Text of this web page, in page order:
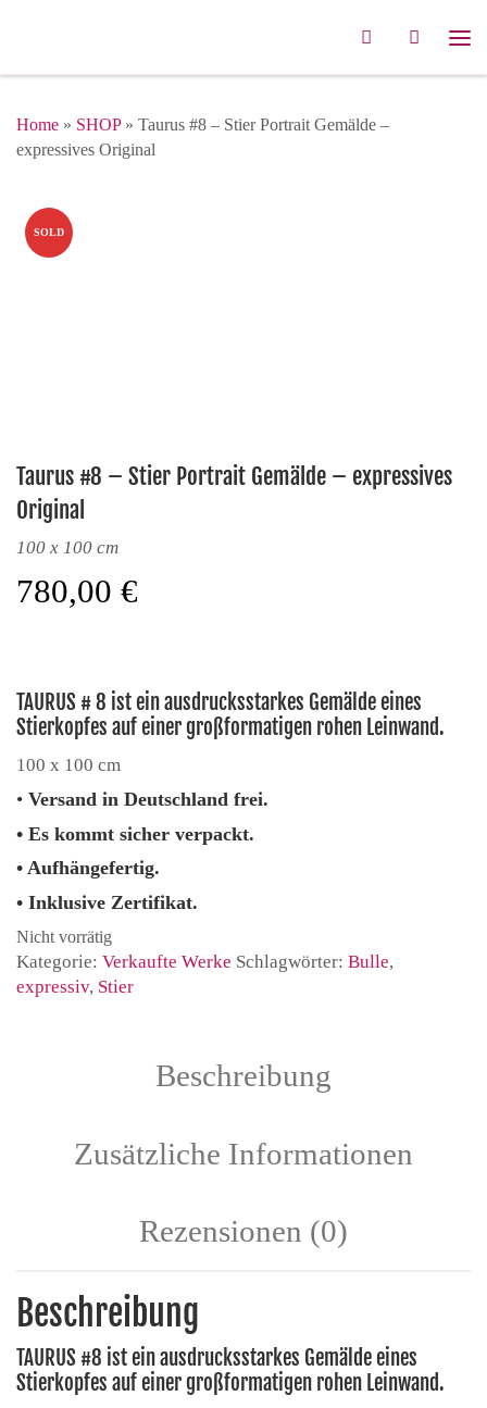
Search
Home » SHOP» Taurus #8 – Stier Portrait Gemälde –
expressives Original
SOLD
Taurus #8 – Stier Portrait Gemälde – expressives
Original
100 x 100 cm
780,00 €
TAURUS # 8 ist ein ausdrucksstarkes Gemälde eines
Stierkopfes auf einer großformatigen rohen Leinwand.
100 x 100 cm
• Versand in Deutschland frei.
• Es kommt sicher verpackt.
• Aufhängefertig.
• Inklusive Zertifikat.
Nicht vorrätig
Kategorie: Verkaufte Werke Schlagwörter: Bulle,
expressiv, Stier
Beschreibung
Zusätzliche Informationen
Rezensionen (0)
Beschreibung
TAURUS #8 ist ein ausdrucksstarkes Gemälde eines
Stierkopfes auf einer großformatigen rohen Leinwand.